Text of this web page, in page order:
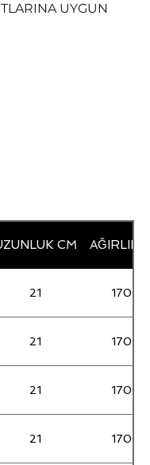
UYGUN
CM AĞIRLIK
21 1700
21 1700
21 1700
21 1700